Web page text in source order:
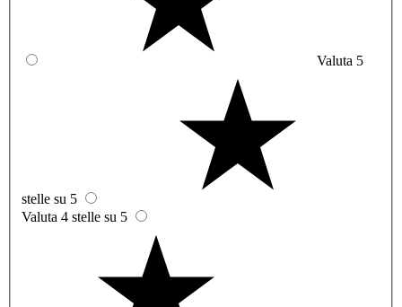
Valuta 5
stelle su 5
Valuta 4 stelle su 5